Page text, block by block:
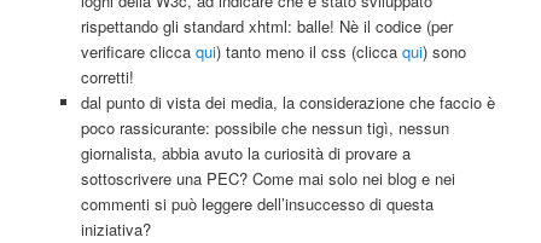
rispettando gli standard xhtml: balle! Nè il codice (per
verificare clicca qui) tanto meno il css (clicca qui) sono
corretti!
dal punto di vista dei media, la considerazione che faccio è
poco rassicurante: possibile che nessun tigì, nessun
giornalista, abbia avuto la curiosità di provare a
sottoscrivere una PEC? Come mai solo nei blog e nei
commenti si può leggere dell’insuccesso di questa
iniziativa?